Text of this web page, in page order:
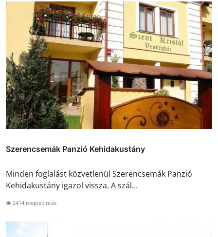
Szerencsemák Panzió Kehidakustány
Minden foglalást közvetlenül Szerencsemák Panzió
Kehidakustány igazol vissza. A szál...
2414 megtekintés